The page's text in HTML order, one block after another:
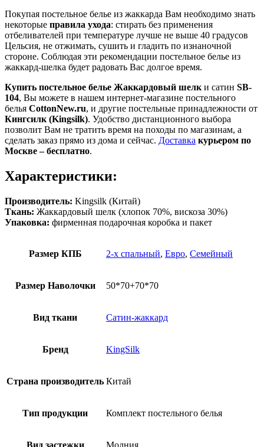
Покупая постельное белье из жаккарда Вам необходимо знать
некоторые правила ухода: стирать без применения
отбеливателей при температуре лучше не выше 40 градусов
Цельсия, не отжимать, сушить и гладить по изнаночной
стороне. Соблюдая эти рекомендации постельное белье из
жаккард-шелка будет радовать Вас долгое время.
Купить постельное белье Жаккардовый шелк и сатин SB-
104, Вы можете в нашем интернет-магазине постельного
белья CottonNew.ru, и другие постельные принадлежности от
Кингсилк (Kingsilk). Удобство дистанционного выбора
позволит Вам не тратить время на походы по магазинам, а
сделать заказ прямо из дома и сейчас. Доставка курьером по
Москве – бесплатно.
Характеристики:
Производитель: Kingsilk (Китай)
Ткань: Жаккардовый шелк (хлопок 70%, вискоза 30%)
Упаковка: фирменная подарочная коробка и пакет
Размер КПБ 2-х спальный, Евро, Семейный
Размер Наволочки 50*70+70*70
Вид ткани Сатин-жаккард
Бренд KingSilk
Страна производитель Китай
Тип продукции Комплект постельного белья
Вид застежки Молния